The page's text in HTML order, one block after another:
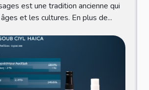
est une tradition ancienne qui
et les cultures. En plus de...